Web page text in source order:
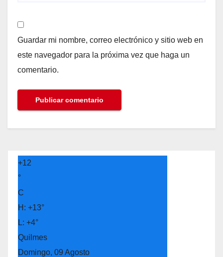
Guardar mi nombre, correo electrónico y sitio web en
este navegador para la próxima vez que haga un
comentario.
+12
°
C
H: +13°
L: +4°
Quilmes
Domingo, 09 Agosto